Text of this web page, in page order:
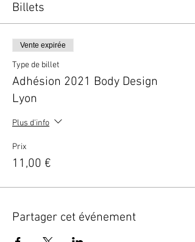
Billets
Vente expirée
Type de billet
Adhésion 2021 Body Design
Lyon
Plus d'info
Prix
11,00 €
Partager cet événement